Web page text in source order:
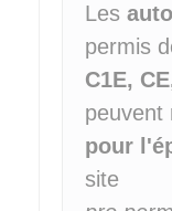
Les
permis
C1E,
peuvent
pour
site